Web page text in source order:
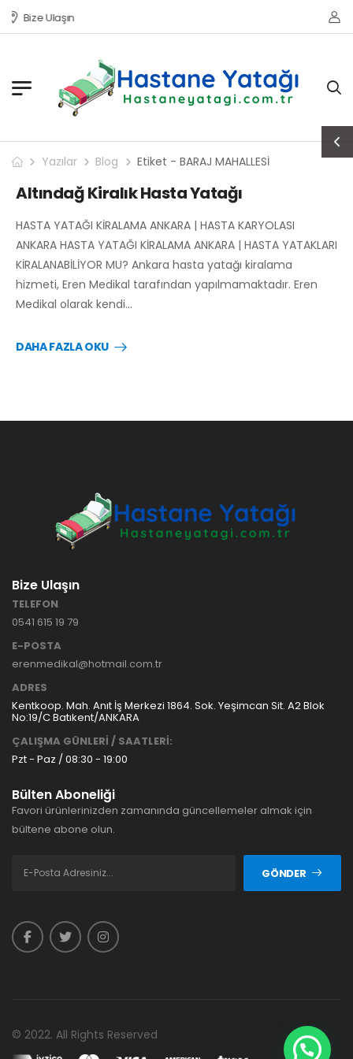
Bize Ulaşın
Yazılar Blog Etiket - BARAJ MAHALLESİ
Altındağ Kiralık Hasta Yatağı
HASTA YATAĞI KİRALAMA ANKARA | HASTA KARYOLASI
ANKARA HASTA YATAĞI KİRALAMA ANKARA | HASTA YATAKLARI
KİRALANABİLİYOR MU? Ankara hasta yatağı kiralama
hizmeti, Eren Medikal tarafından yapılmamaktadır. Eren
Medikal olarak kendi…
DAHA FAZLA OKU
Bize Ulaşın
TELEFON
0541 615 19 79
E-POSTA
erenmedikal@hotmail.com.tr
ADRES
Kentkoop. Mah. Anıt İş Merkezi 1864. Sok. Yeşimcan Sit. A2 Blok
No:19/C Batıkent/ANKARA
ÇALIŞMA GÜNLERİ / SAATLERİ:
Pzt - Paz / 08:30 - 19:00
Bülten Aboneliği
Favori ürünlerinizden zamanında güncellemeler almak için
bültene abone olun.
GÖNDER
© 2022. All Rights Reserved